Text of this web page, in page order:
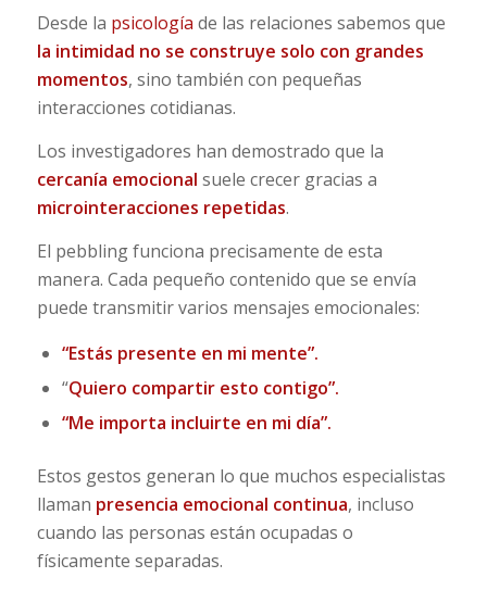
Desde la psicología de las relaciones sabemos que
la intimidad no se construye solo con grandes
momentos, sino también con pequeñas
interacciones cotidianas.
Los investigadores han demostrado que la
cercanía emocional suele crecer gracias a
microinteracciones repetidas.
El pebbling funciona precisamente de esta
manera. Cada pequeño contenido que se envía
puede transmitir varios mensajes emocionales:
“Estás presente en mi mente”.
“Quiero compartir esto contigo”.
“Me importa incluirte en mi día”.
Estos gestos generan lo que muchos especialistas
llaman presencia emocional continua, incluso
cuando las personas están ocupadas o
físicamente separadas.